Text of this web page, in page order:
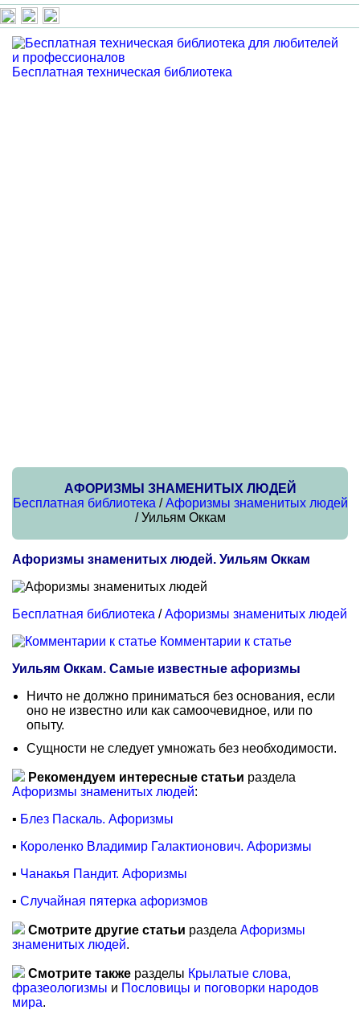
Бесплатная техническая библиотека
АФОРИЗМЫ ЗНАМЕНИТЫХ ЛЮДЕЙ
Бесплатная библиотека /Афоризмы знаменитых людей
/ Уильям Оккам
Афоризмы знаменитых людей. Уильям Оккам
Бесплатная библиотека /Афоризмы знаменитых людей
Комментарии к статье
Уильям Оккам. Самые известные афоризмы
Ничто не должно приниматься без основания, если
оно не известно или как самоочевидное, или по
опыту.
Сущности не следует умножать без необходимости.
Рекомендуем интересные статьи раздела
Афоризмы знаменитых людей:
▪ Блез Паскаль. Афоризмы
▪ Короленко Владимир Галактионович. Афоризмы
▪ Чанакья Пандит. Афоризмы
▪ Случайная пятерка афоризмов
Смотрите другие статьи раздела Афоризмы
знаменитых людей.
Смотрите также разделы Крылатые слова,
фразеологизмы и Пословицы и поговорки народов
мира.